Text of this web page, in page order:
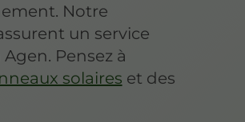
Notre
un service
Pensez à
solaires et des